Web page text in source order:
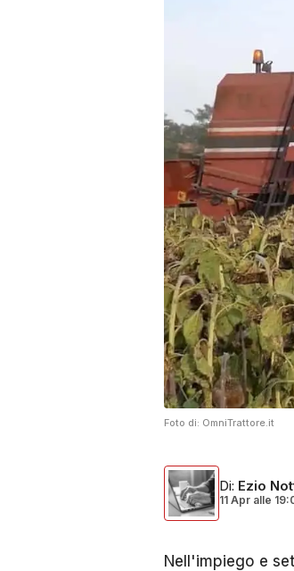
Foto di: OmniTrattore.it
Di: Ezio
11 Apr alle
Nell'impiego e